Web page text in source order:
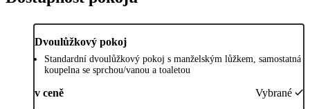
Dvoulůžkový pokoj
Standardní dvoulůžkový pokoj s manželským lůžkem, samostatná
koupelna se sprchou/vanou a toaletou
v ceně Vybrané